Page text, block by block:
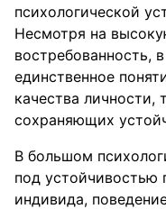
психологической
Несмотря на
востребованность,
единственное
качества личности,
сохраняющих
В большом
под устойчивостью
индивида,